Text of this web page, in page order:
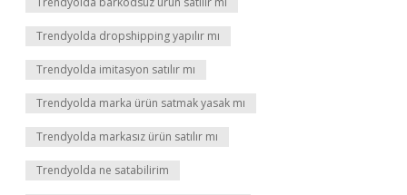
Trendyolda dropshipping yapılır mı
Trendyolda imitasyon satılır mı
Trendyolda marka ürün satmak yasak mı
Trendyolda markasız ürün satılır mı
Trendyolda ne satabilirim